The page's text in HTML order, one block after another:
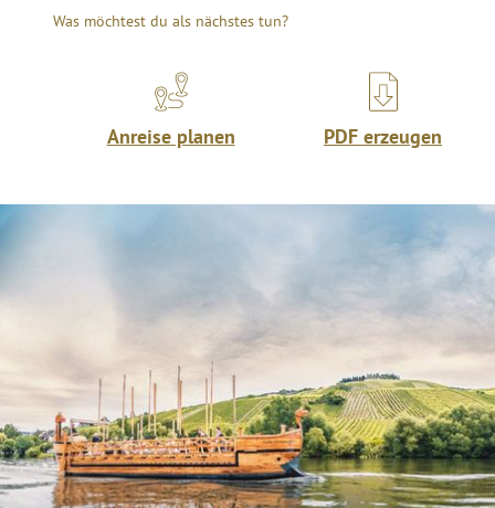
Was möchtest du als nächstes tun?
Anreise planen PDF erzeugen